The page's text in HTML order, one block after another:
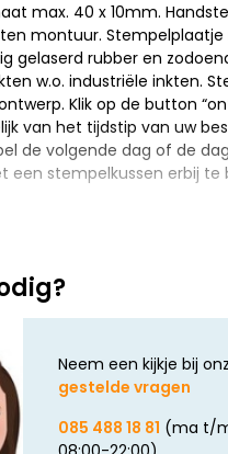
max. 40 x 10mm.
montuur. Stempelplaatje
gelaserd rubber en
w.o. industriële inkten.
Klik op de button
van het tijdstip van uw
de volgende dag of de
een stempelkussen erbij te
Neem een kijkje bij
gestelde vragen
085 488 18 81 (ma t/